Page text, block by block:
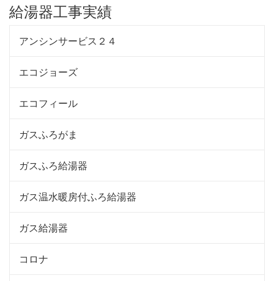
給湯器工事実績
アンシンサービス２４
エコジョーズ
エコフィール
ガスふろがま
ガスふろ給湯器
ガス温水暖房付ふろ給湯器
ガス給湯器
コロナ